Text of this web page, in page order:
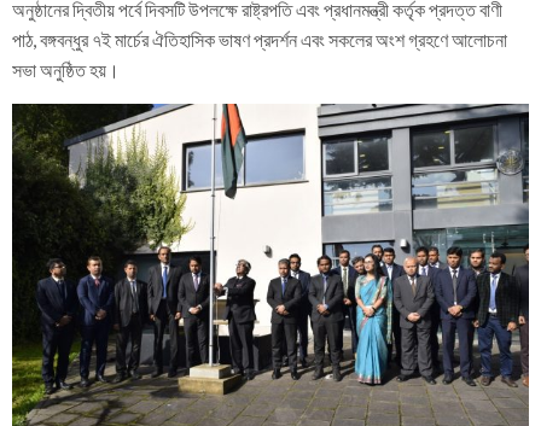
অনুষ্ঠানের দ্বিতীয় পর্বে দিবসটি উপলক্ষে রাষ্ট্রপতি এবং প্রধানমন্ত্রী কর্তৃক প্রদত্ত বাণী
পাঠ, বঙ্গবন্ধুর ৭ই মার্চের ঐতিহাসিক ভাষণ প্রদর্শন এবং সকলের অংশ গ্রহণে আলোচনা
সভা অনুষ্ঠিত হয়।